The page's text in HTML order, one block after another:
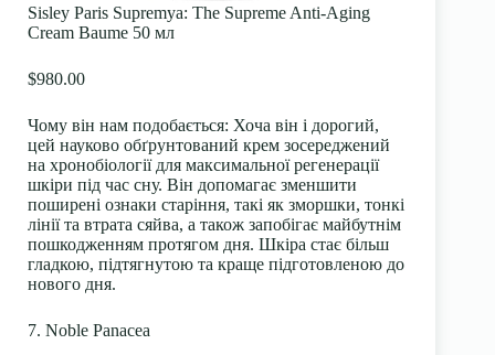
Sisley Paris Supremya: The Supreme Anti-Aging
Cream Baume 50 мл
$980.00
Чому він нам подобається: Хоча він і дорогий,
цей науково обґрунтований крем зосереджений
на хронобіології для максимальної регенерації
шкіри під час сну. Він допомагає зменшити
поширені ознаки старіння, такі як зморшки, тонкі
лініїта втрата сяйва, а також запобігає майбутнім
пошкодженням протягом дня. Шкіра стає більш
гладкою, підтягнутою та краще підготовленою до
нового дня.
7. Noble Panacea